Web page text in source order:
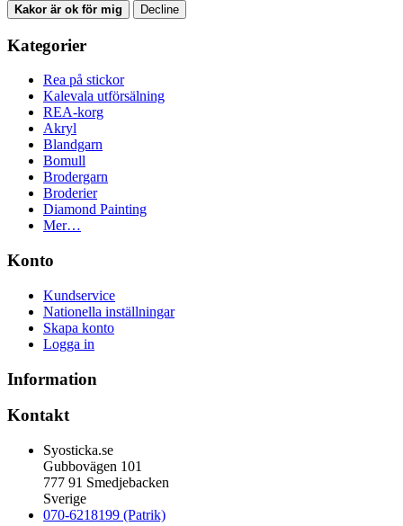
Kakor är ok för mig Decline
Kategorier
Rea på stickor
Kalevala utförsälning
REA-korg
Akryl
Blandgarn
Bomull
Brodergarn
Broderier
Diamond Painting
Mer…
Konto
Kundservice
Nationella inställningar
Skapa konto
Logga in
Information
Kontakt
Syosticka.se
Gubbovägen 101
777 91 Smedjebacken
Sverige
070-6218199 (Patrik)